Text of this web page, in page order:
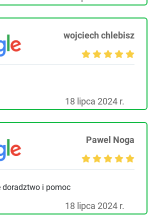
wojciech chlebisz
18 lipca 2024 r.
Pawel Noga
doradztwo i pomoc
18 lipca 2024 r.